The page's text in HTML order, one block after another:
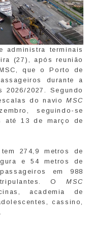
administra terminais
(27), após reunião
que o Porto de
durante a
2027. Segundo
do navioMSC
seguindo-se
até 13 de março de
274,9 metros de
e 54 metros de
em 988
OMSC
academia de
cassino,